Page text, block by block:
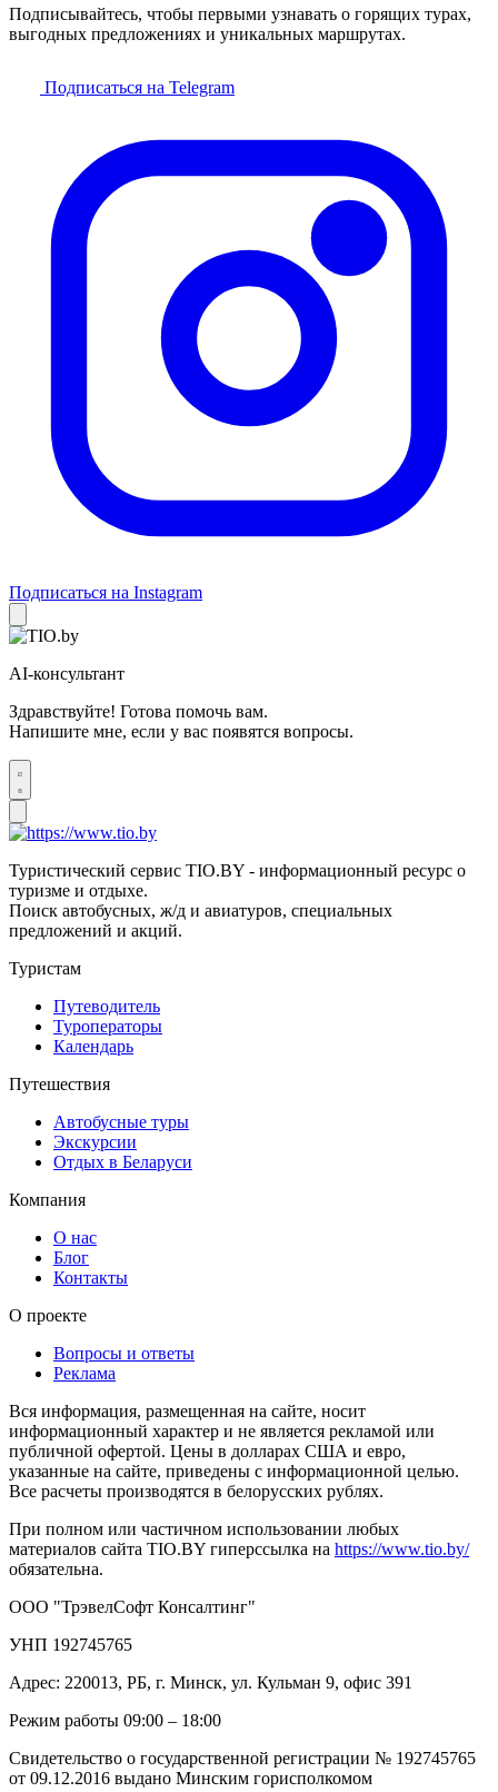
Подписывайтесь, чтобы первыми узнавать о горящих турах,
выгодных предложениях и уникальных маршрутах.
Подписаться на Telegram
Подписаться на Instagram
AI-консультант
Здравствуйте! Готова помочь вам.
Напишите мне, если у вас появятся вопросы.
Туристический сервис TIO.BY - информационный ресурс о
туризме и отдыхе.
Поиск автобусных, ж/д и авиатуров, специальных
предложений и акций.
Туристам
Путеводитель
Туроператоры
Календарь
Путешествия
Автобусные туры
Экскурсии
Отдых в Беларуси
Компания
О нас
Блог
Контакты
О проекте
Вопросы и ответы
Реклама
Вся информация, размещенная на сайте, носит
информационный характер и не является рекламой или
публичной офертой. Цены в долларах США и евро,
указанные на сайте, приведены с информационной целью.
Все расчеты производятся в белорусских рублях.
При полном или частичном использовании любых
материалов сайта TIO.BY гиперссылка на https://www.tio.by/
обязательна.
ООО "ТрэвелСофт Консалтинг"
УНП 192745765
Адрес: 220013, РБ, г. Минск, ул. Кульман 9, офис 391
Режим работы 09:00 – 18:00
Свидетельство о государственной регистрации № 192745765
от 09.12.2016 выдано Минским горисполкомом